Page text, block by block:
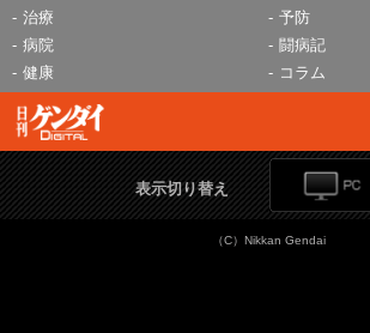
治療
予防
病院
闘病記
健康
コラム
表示切り替え
（C）Nikkan Gendai